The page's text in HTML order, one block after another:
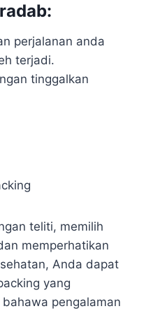
perjalanan anda
terjadi.
tinggalkan
teliti, memilih
memperhatikan
Anda dapat
yang
pengalaman